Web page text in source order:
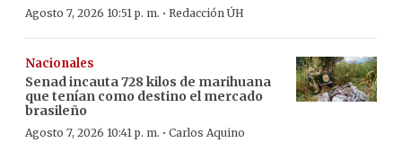
Agosto 7, 2026 10:51 p. m. · Redacción ÚH
Nacionales
Senad incauta 728 kilos de marihuana
que tenían como destino el mercado
brasileño
Agosto 7, 2026 10:41 p. m. · Carlos Aquino